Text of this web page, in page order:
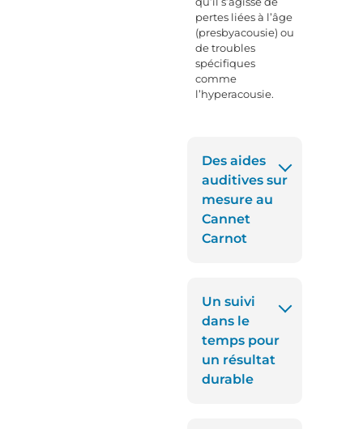
pertes liées à l’âge
(presbyacousie) ou
de troubles
spécifiques
comme
l’hyperacousie.
Des aides
auditives sur
mesure au
Cannet
Carnot
Un suivi
dans le
temps pour
un résultat
durable